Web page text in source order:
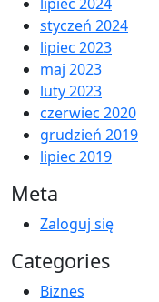
styczeń 2024
lipiec 2023
maj 2023
luty 2023
czerwiec 2020
grudzień 2019
lipiec 2019
Meta
Zaloguj się
Categories
Biznes